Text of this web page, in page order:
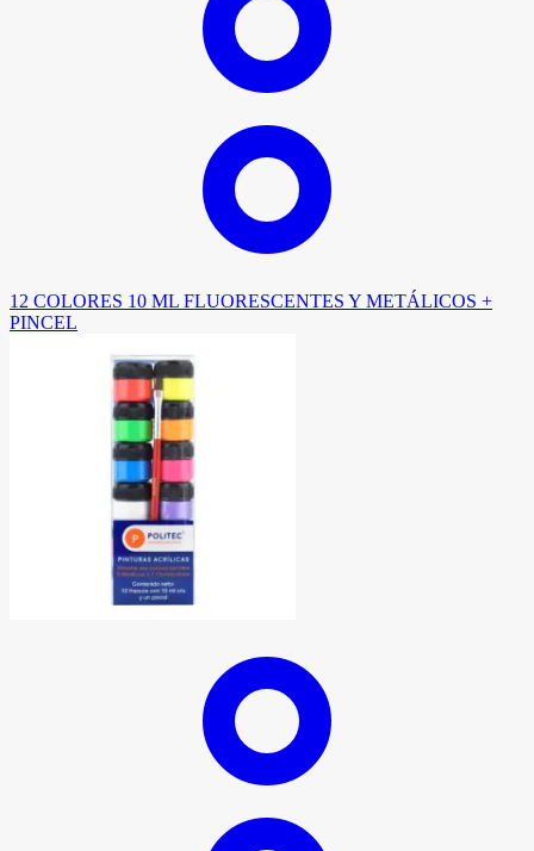
12 COLORES 10 ML FLUORESCENTES Y METÁLICOS +
PINCEL